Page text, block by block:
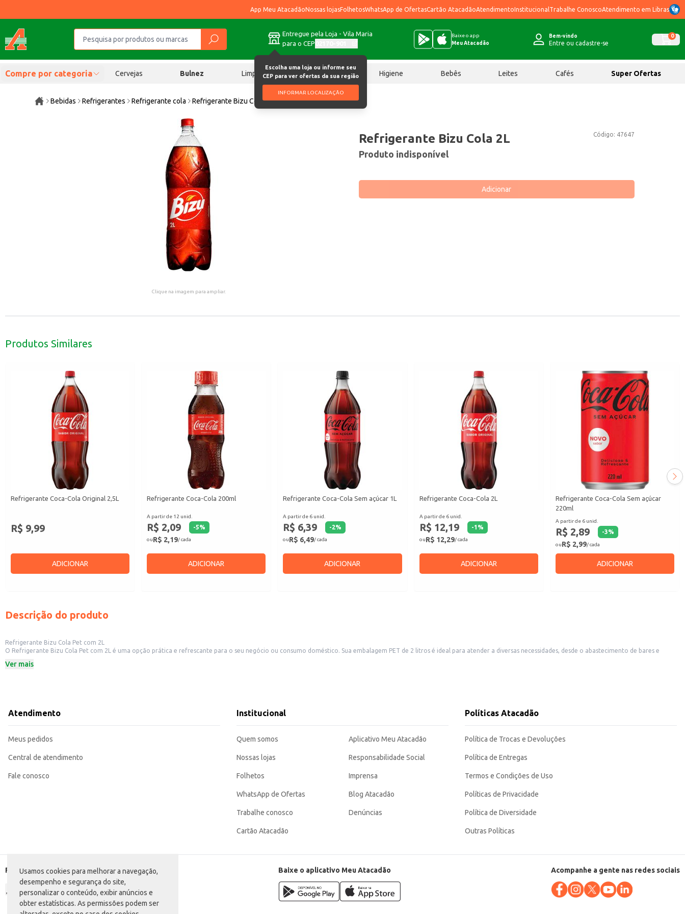
Usamos cookies para melhorar a navegação,
desempenho e segurança do site,
personalizar o conteúdo, exibir anúncios e
obter estatísticas. As permissões podem ser
App Meu AtacadãoNossas lojasFolhetosWhatsApp de OfertasCartão AtacadãoAtendimentoInstitucional Trabalhe ConoscoAtendimento em Libras
Entregue pela Loja - Vila Maria
para o CEP
Escolha uma loja ou informe seu
CEP para ver ofertas da sua região
INFORMAR LOCALIZAÇÃO
Baixe o app
Meu Atacadão
Bem-vindo
Entre ou cadastre-se
0
Compre por categoria Cervejas Bulnez Limpeza Chocolates Higiene Bebês Leites Cafés Super Ofertas
Bebidas Refrigerantes Refrigerante cola Refrigerante Bizu Cola 2L
Clique na imagem para ampliar.
Código: 47647
Refrigerante Bizu Cola 2L
Produto indisponível
Adicionar
Produtos Similares
Refrigerante Coca-Cola Original 2,5L
R$ 9,99
ADICIONAR
Refrigerante Coca-Cola 200ml
A partir de 12 unid.
R$ 2,09 -5%
ouR$ 2,19/ cada
ADICIONAR
Refrigerante Coca-Cola Sem açúcar 1L
A partir de 6 unid.
R$ 6,39 -2%
ouR$ 6,49/ cada
ADICIONAR
Refrigerante Coca-Cola 2L
A partir de 6 unid.
R$ 12,19 -1 %
ouR$ 12,29/ cada
ADICIONAR
Refrigerante Coca-Cola Sem açúcar
220ml
A partir de 6 unid.
R$ 2,89 -3%
ouR$ 2,99/ cada
ADICIONAR
Descrição do produto
Refrigerante Bizu Cola Pet com 2L
O Refrigerante Bizu Cola Pet com 2L é uma opção prática e refrescante para o seu negócio ou consumo doméstico. Sua embalagem PET de 2 litros é ideal para atender a diversas necessidades, desde o abastecimento de bares e
Embalagem prática e fácil de manusear.
Ideal para acompanhar lanches, refeições e momentos de lazer.
O Refrigerante Bizu Cola Pet com 2L oferece praticidade e um sabor agradável, sendo uma escolha inteligente para quem busca um produto de qualidade e custo-benefício. Sua embalagem de 2 litros garante um bom rendimento,
Ver mais
Atendimento
Meus pedidos
Central de atendimento
Fale conosco
Institucional
Quem somos
Nossas lojas
Folhetos
WhatsApp de Ofertas
Trabalhe conosco
Cartão Atacadão
Aplicativo Meu Atacadão
Responsabilidade Social
Imprensa
Blog Atacadão
Denúncias
Políticas Atacadão
Política de Trocas e Devoluções
Política de Entregas
Termos e Condições de Uso
Políticas de Privacidade
Política de Diversidade
Outras Políticas
Formas de pagamento Baixe o aplicativo Meu Atacadão Acompanhe a gente nas redes sociais